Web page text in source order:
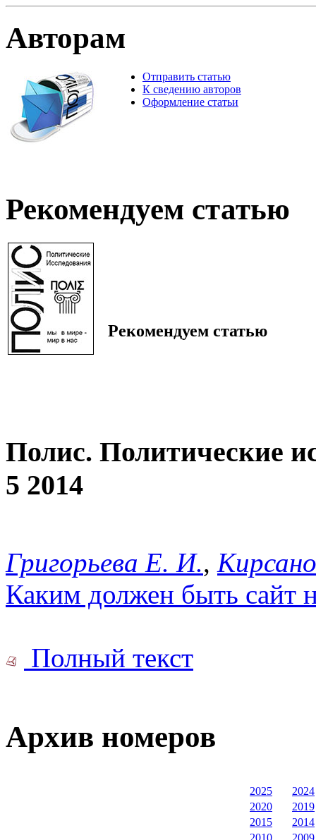
Авторам
Отправить статью
К сведению авторов
Оформление статьи
Рекомендуем статью
Рекомендуем статью
Полис. Политические
5 2014
Григорьева Е. И.,
Каким должен быть сайт
Полный текст
Архив номеров
2025
2024
2020
2019
2015
2014